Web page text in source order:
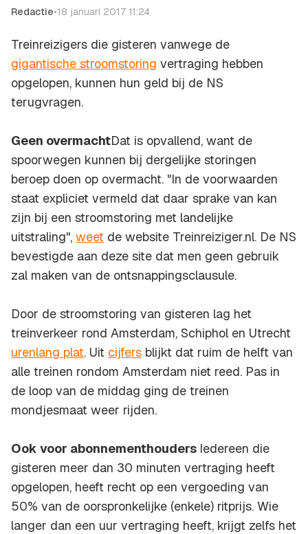
Redactie•18 januari 2017 11:24
Treinreizigers die gisteren vanwege de
gigantische stroomstoring vertraging hebben
opgelopen, kunnen hun geld bij de NS
terugvragen.
Geen overmachtDat is opvallend, want de
spoorwegen kunnen bij dergelijke storingen
beroep doen op overmacht. "In de voorwaarden
staat expliciet vermeld dat daar sprake van kan
zijn bij een stroomstoring met landelijke
uitstraling", weet de website Treinreiziger.nl. De NS
bevestigde aan deze site dat men geen gebruik
zal maken van de ontsnappingsclausule.
Door de stroomstoring van gisteren lag het
treinverkeer rond Amsterdam, Schiphol en Utrecht
urenlang plat. Uit cijfers blijkt dat ruim de helft van
alle treinen rondom Amsterdam niet reed. Pas in
de loop van de middag ging de treinen
mondjesmaat weer rijden.
Ook voor abonnementhouders Iedereen die
gisteren meer dan 30 minuten vertraging heeft
opgelopen, heeft recht op een vergoeding van
50% van de oorspronkelijke (enkele) ritprijs. Wie
langer dan een uur vertraging heeft, krijgt zelfs het